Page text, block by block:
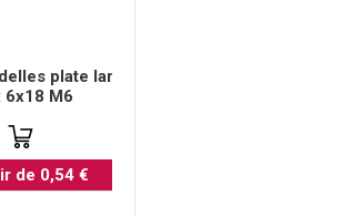
plate large
6x18 M6
de 0,54 €